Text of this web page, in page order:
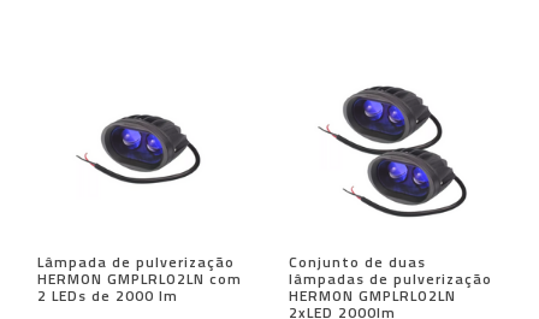
Lâmpada de pulverização
HERMON GMPLRLO2LN com
2 LEDs de 2000 lm
Conjunto de duas
lâmpadas de pulverização
HERMON GMPLRLO2LN
2xLED 2000lm